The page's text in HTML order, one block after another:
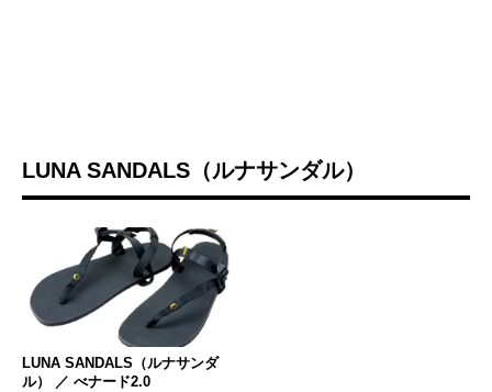
LUNA SANDALS（ルナサンダル）
LUNA SANDALS（ルナサンダ
ル） ／ べナード2.0